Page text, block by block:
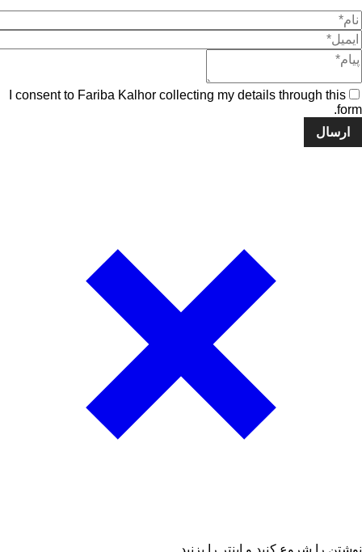
I consent to Fariba Kalhor collecting my details through this
form.
ارسال
نوشتن را شروع کنید و اینتر را بزنید